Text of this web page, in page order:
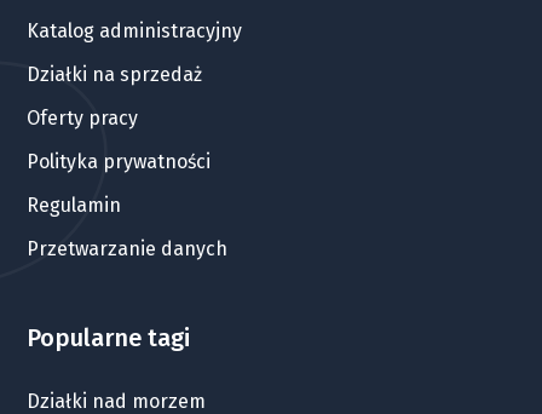
Katalog administracyjny
Działki na sprzedaż
Oferty pracy
Polityka prywatności
Regulamin
Przetwarzanie danych
Popularne tagi
Działki nad morzem